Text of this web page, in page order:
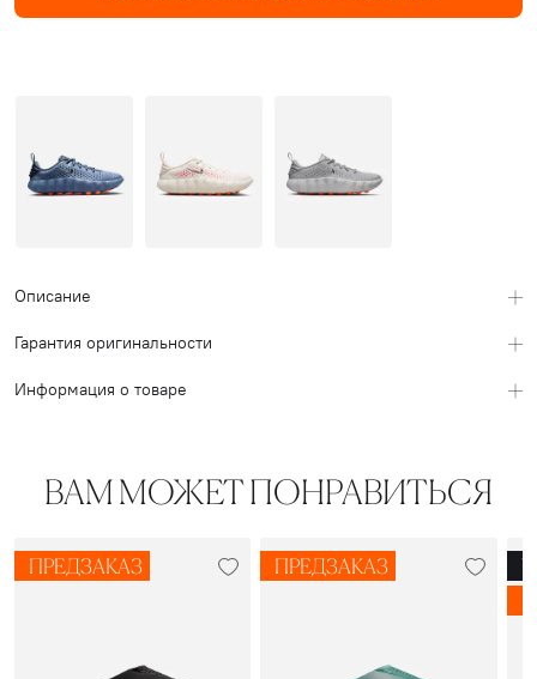
Описание
Гарантия оригинальности
Информация о товаре
ВАМ МОЖЕТ ПОНРАВИТЬСЯ
ПРЕДЗАКАЗ ПРЕДЗАКАЗ